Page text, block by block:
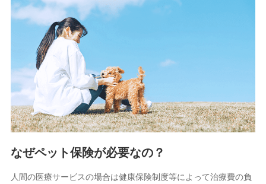
チューリッヒ少額短期保険株式会社
(https://www.zurichssi.co.jp/)
Tokio Marine X少額短期保険株式会社
(https://www.tokiomarine-x.co.jp/)
ペットメディカルサポート株式会社
(https://pshoken.co.jp/)
リトルファミリー少額短期保険株式会社
(https://www.littlefamily-ssi.com/)
2.共同募集を行う代理店から受領する個人情報
郵便、電話、およびＥメール等により、当社と取引のあるも
しくは委託を受けている保険会社・提携会社の保険その他に
た維持管理等の委託業務遂行のため、またそれらに付帯、関
なぜペット保険が必要なの？
人間の医療サービスの場合は健康保険制度等によって治療費の負